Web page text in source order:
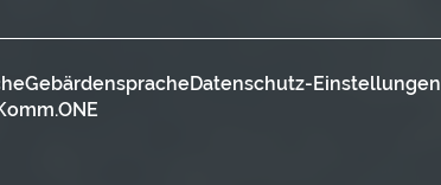
GebärdenspracheDatenschutz-Einstellungen